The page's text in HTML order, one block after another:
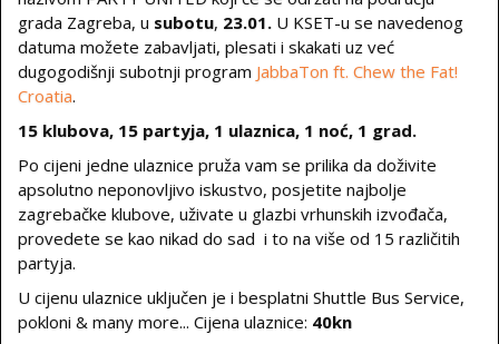
grada Zagreba, u subotu, 23.01. U KSET-u se navedenog
datuma možete zabavljati, plesati i skakati uz već
dugogodišnji subotnji program JabbaTon ft. Chew the Fat!
Croatia.
15 klubova, 15 partyja, 1 ulaznica, 1 noć, 1 grad.
Po cijeni jedne ulaznice pruža vam se prilika da doživite
apsolutno neponovljivo iskustvo, posjetite najbolje
zagrebačke klubove, uživate u glazbi vrhunskih izvođača,
provedete se kao nikad do sad i to na više od 15 različitih
partyja.
U cijenu ulaznice uključen je i besplatni Shuttle Bus Service,
pokloni & many more... Cijena ulaznice: 40kn